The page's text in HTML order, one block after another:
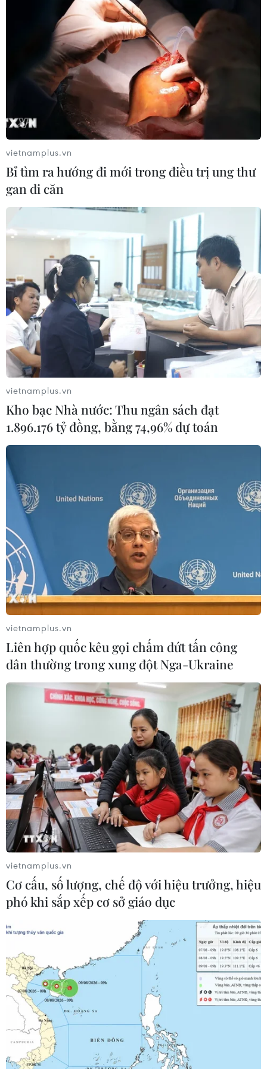
TIN CÙNG CHUYÊN MỤC
Hàn Quốc đầu tư xây “Thung lũng
K-Vietnam” gắn với hậu duệ dòng họ
Lý
07/08/2026 06:30
Liên kết "ba nhà": Động lực thúc đẩy
vietnamplus.vn
Bỉ tìm ra hướng đi mới trong điều trị ung thư
gan di căn
vietnamplus.vn
Kho bạc Nhà nước: Thu ngân sách đạt
1.896.176 tỷ đồng, bằng 74,96% dự toán
vietnamplus.vn
Liên hợp quốc kêu gọi chấm dứt tấn công
dân thường trong xung đột Nga-Ukraine
vietnamplus.vn
Cơ cấu, số lượng, chế độ với hiệu trưởng, hiệu
phó khi sắp xếp cơ sở giáo dục